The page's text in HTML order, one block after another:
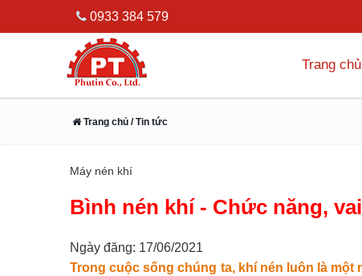
0933 384 579
Trang chủ
Trang chủ / Tin tức
Máy nén khí
Bình nén khí - Chức năng,
Ngày đăng: 17/06/2021
Trong cuộc sống chúng ta, khí nén luôn là